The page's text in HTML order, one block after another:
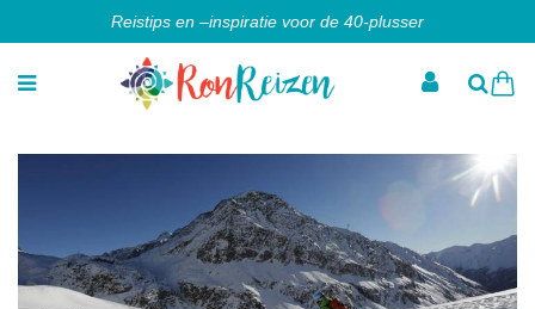
Reistips en –inspiratie voor de 40-plusser